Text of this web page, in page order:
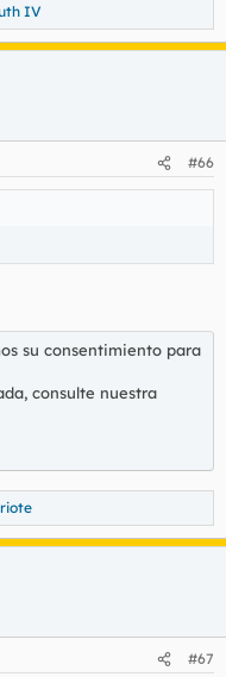
IV
#66
su consentimiento para
consulte nuestra
#67